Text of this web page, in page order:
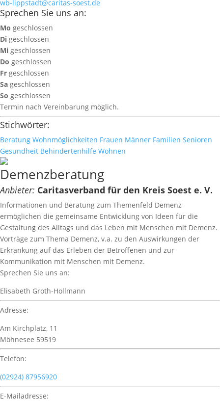
wb-lippstadt@caritas-soest.de
Sprechen Sie uns an:
Mo geschlossen
Di geschlossen
Mi geschlossen
Do geschlossen
Fr geschlossen
Sa geschlossen
So geschlossen
Termin nach Vereinbarung möglich.
Stichwörter:
Beratung Wohnmöglichkeiten Frauen Männer Familien Senioren
Gesundheit Behindertenhilfe Wohnen
Demenzberatung
Anbieter: Caritasverband für den Kreis Soest e. V.
Informationen und Beratung zum Themenfeld Demenz
ermöglichen die gemeinsame Entwicklung von Ideen für die
Gestaltung des Alltags und das Leben mit Menschen mit Demenz.
Vorträge zum Thema Demenz, v.a. zu den Auswirkungen der
Erkrankung auf das Erleben der Betroffenen und zur
Kommunikation mit Menschen mit Demenz.
Sprechen Sie uns an:
Elisabeth Groth-Hollmann
Adresse:
Am Kirchplatz, 11
Möhnesee 59519
Telefon:
(02924) 87956920
E-Mailadresse: